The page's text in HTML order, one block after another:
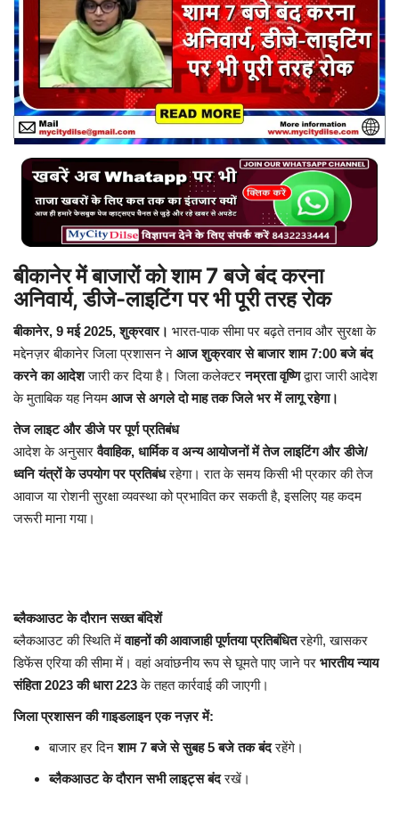
बिजनेस
टेक ज्ञान
Language
English Hindi
बीकानेर में बाजारों को शाम 7 बजे बंद करना
अनिवार्य, डीजे-लाइटिंग पर भी पूरी तरह रोक
बीकानेर, 9 मई 2025, शुक्रवार। भारत-पाक सीमा पर बढ़ते तनाव और सुरक्षा के
मद्देनज़र बीकानेर जिला प्रशासन ने आज शुक्रवार से बाजार शाम 7:00 बजे बंद
करने का आदेशजारी कर दिया है। जिला कलेक्टरनम्रता वृष्णिद्वारा जारी आदेश
के मुताबिक यह नियम आज से अगले दो माह तक जिले भर में लागू रहेगा।
तेज लाइट और डीजे पर पूर्ण प्रतिबंध
आदेश के अनुसारवैवाहिक, धार्मिक व अन्य आयोजनों में तेज लाइटिंग और डीजे/
ध्वनि यंत्रों के उपयोग पर प्रतिबंधरहेगा। रात के समय किसी भी प्रकार की तेज
आवाज या रोशनी सुरक्षा व्यवस्था को प्रभावित कर सकती है, इसलिए यह कदम
जरूरी माना गया।
ब्लैकआउट के दौरान सख्त बंदिशें
ब्लैकआउट की स्थिति मेंवाहनों की आवाजाही पूर्णतया प्रतिबंधितरहेगी, खासकर
डिफेंस एरिया की सीमा में। वहां अवांछनीय रूप से घूमते पाए जाने पर भारतीय न्याय
संहिता 2023 की धारा 223के तहत कार्रवाई की जाएगी।
जिला प्रशासन की गाइडलाइन एक नज़र में:
बाजार हर दिनशाम 7 बजे से सुबह 5 बजे तक बंदरहेंगे।
ब्लैकआउट के दौरान सभी लाइट्स बंदरखें।